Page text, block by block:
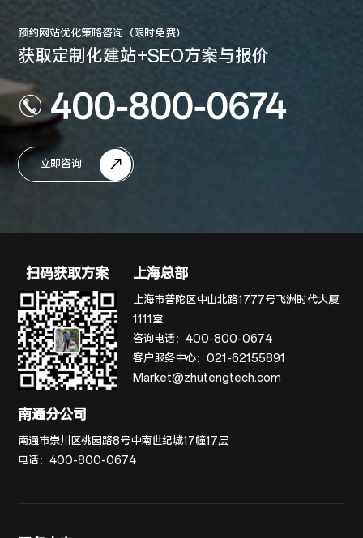
预约网站优化策略咨询（限时免费）
获取定制化建站+SEO方案与报价
400-800-0674
立即咨询
扫码获取方案 上海总部
上海市普陀区中山北路1777号飞洲时代大厦
1111室
咨询电话：400-800-0674
客户服务中心：021-62155891
Market@zhutengtech.com
南通分公司
南通市崇川区桃园路8号中南世纪城17幢17层
电话：400-800-0674